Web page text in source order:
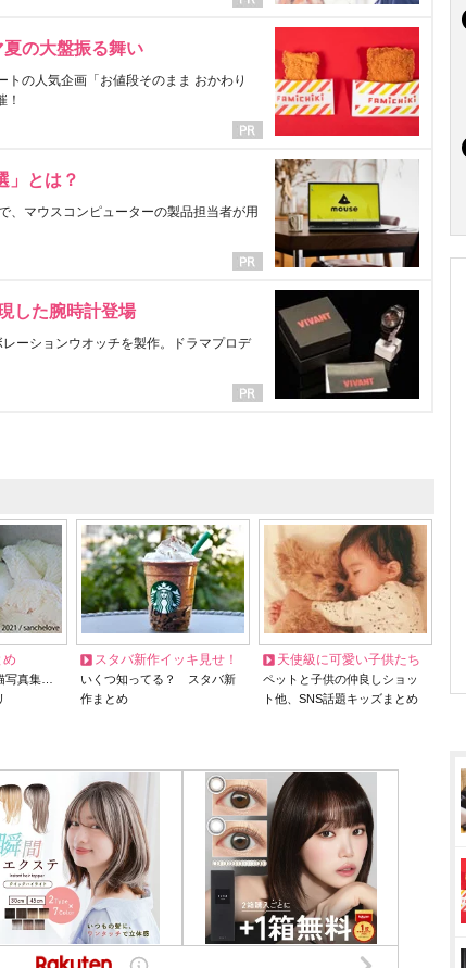
の大盤振る舞い
の人気企画「お値段そのまま おかわり
！
」とは？
、マウスコンピューターの製品担当者が用
した腕時計登場
ーションウオッチを製作。ドラマプロデ
め
写真集…
スタバ新作イッキ見せ！
いくつ知ってる？ スタバ新
作まとめ
天使級に可愛い子供たち
ペットと子供の仲良しショッ
ト他、SNS話題キッズまとめ